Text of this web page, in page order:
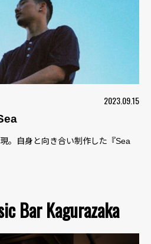
2023.09.15
。自身と向き合い制作した『Sea
Bar Kagurazaka